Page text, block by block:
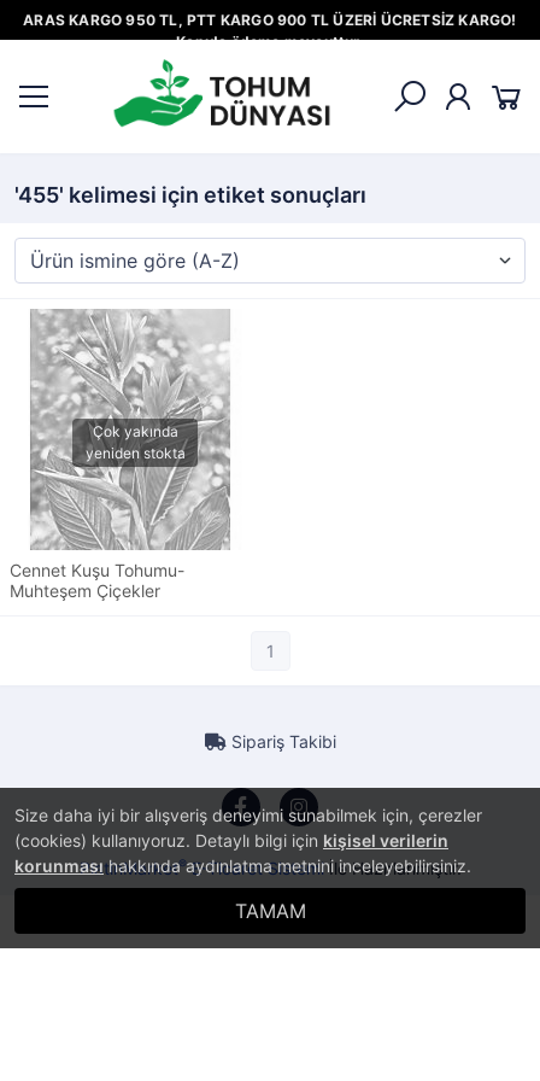
ARAS KARGO 950 TL, PTT KARGO 900 TL ÜZERİ ÜCRETSİZ KARGO!
Kapıda ödeme mevcuttur.
Size daha iyi bir alışveriş deneyimi sunabilmek için, çerezler
(cookies) kullanıyoruz. Detaylı bilgi için kişisel verilerin
korunmasıhakkında aydınlatma metnini inceleyebilirsiniz.
TAMAM
'455' kelimesi için etiket sonuçları
Cennet Kuşu Tohumu-
Muhteşem Çiçekler
1
Sipariş Takibi
PlatinMarket®E-Ticaret Sistemiİle Hazırlanmıştır.